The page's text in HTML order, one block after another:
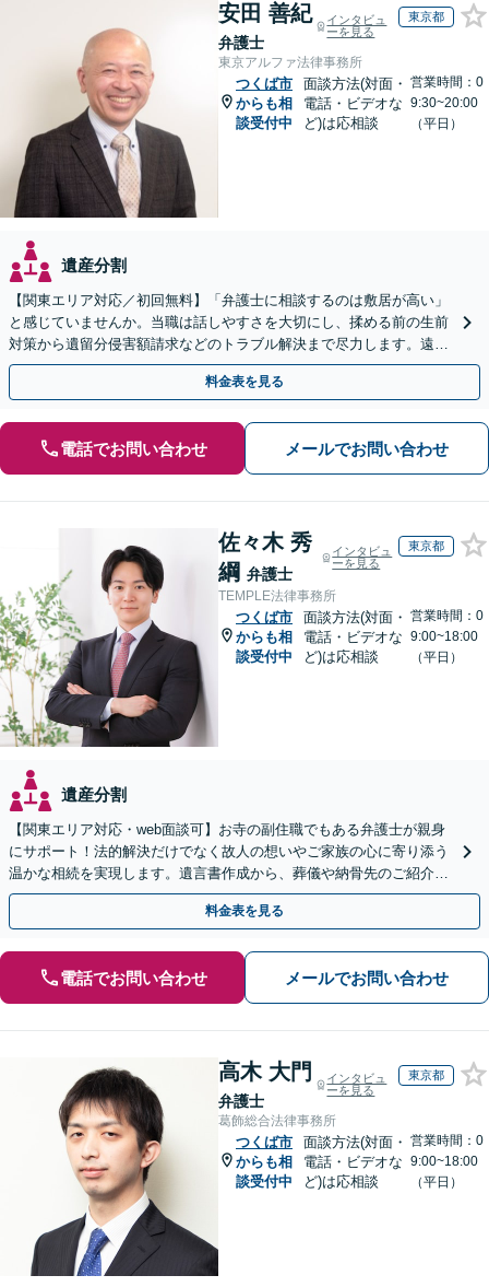
安田 善紀
弁護士
インタビュ
ーを見る
東京都
東京アルファ法律事務所
つくば市
からも相
談受付中
面談方法(対面・
電話・ビデオな
ど)は応相談
営業時間：0
9:30~20:00
（平日）
遺産分割
【関東エリア対応／初回無料】「弁護士に相談するのは敷居が高い」
と感じていませんか。当職は話しやすさを大切にし、揉める前の生前
対策から遺留分侵害額請求などのトラブル解決まで尽力します。遠方
にお住まいの方もWeb面談で安心してご相談いただけます
料金表を見る
電話でお問い合わせ メールでお問い合わせ
佐々木 秀
綱 弁護士
インタビュ
ーを見る
東京都
TEMPLE法律事務所
つくば市
からも相
談受付中
面談方法(対面・
電話・ビデオな
ど)は応相談
営業時間：0
9:00~18:00
（平日）
遺産分割
【関東エリア対応・web面談可】お寺の副住職でもある弁護士が親身
にサポート！法的解決だけでなく故人の想いやご家族の心に寄り添う
温かな相続を実現します。遺言書作成から、葬儀や納骨先のご紹介な
どご家族の負担をワンストップで軽減。【初回相談無料】
料金表を見る
電話でお問い合わせ メールでお問い合わせ
高木 大門
弁護士
インタビュ
ーを見る
東京都
葛飾総合法律事務所
つくば市
からも相
談受付中
面談方法(対面・
電話・ビデオな
ど)は応相談
営業時間：0
9:00~18:00
（平日）